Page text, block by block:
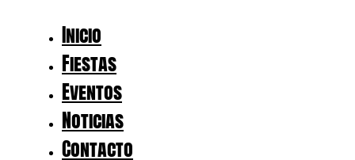
Inicio
Fiestas
Eventos
Noticias
Contacto